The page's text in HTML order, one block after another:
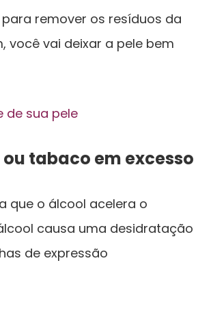
remover os resíduos da
você vai deixar a pele bem
de sua pele
tabaco em excesso
que o álcool acelera o
causa uma desidratação
de expressão